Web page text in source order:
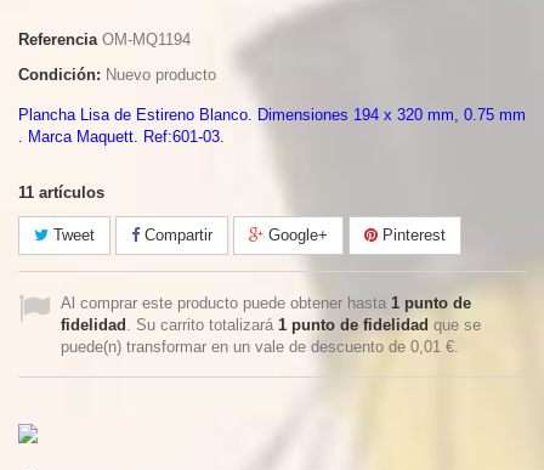
Referencia OM-MQ1194
Condición: Nuevo producto
Plancha Lisa de Estireno Blanco. Dimensiones 194 x 320 mm, 0.75 mm
. Marca Maquett. Ref:601-03.
11 artículos
Tweet Compartir Google+ Pinterest
Al comprar este producto puede obtener hasta 1 punto de
fidelidad . Su carrito totalizará 1 punto de fidelidad que se
puede(n) transformar en un vale de descuento de 0,01 €.